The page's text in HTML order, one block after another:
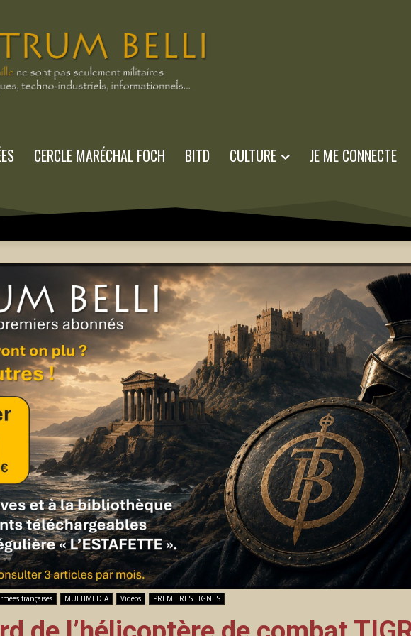
CERCLE MARÉCHAL FOCH BITD CULTURE JE ME CONNECTE
françaises MULTIMEDIA Vidéos PREMIERES LIGNES